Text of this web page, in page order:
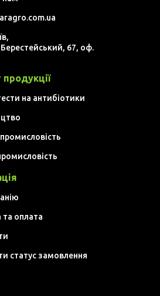
67, оф.
на антибіотики
оплата
статус замовлення